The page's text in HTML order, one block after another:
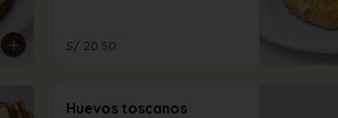
S/ 20.50
Huevos toscanos